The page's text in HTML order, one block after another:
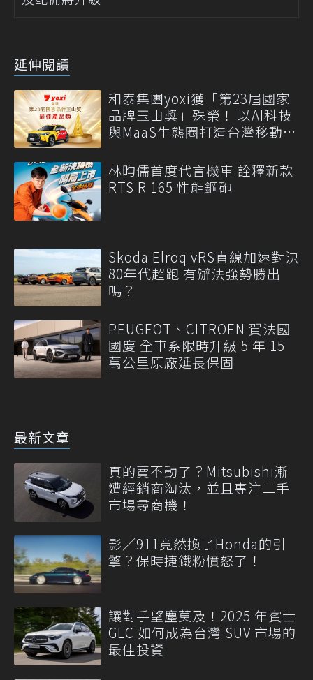
延伸閱讀
和泰集團yoxi獲「第23屆國家
品牌玉山獎」殊榮！ 以AI科技
與MaaS生態圈打造台灣移動新
林昀儒首度代言機車 詮釋新款
RTS R 165 性能鋼砲
Skoda Elroq vRS直線加速對決
80年代超跑 有辦法強勢勝出
嗎？
PEUGEOT、CITROEN 賀法國
國慶 全車系限時升級 5 年 15
萬公里原廠延長保固
最新文章
真的賣不動了？Mitsubishi漸
遭經銷商淘汰，並且專注二手
市場尋商機！
影／911竟然換了Honda的引
擎？保時捷鐵粉憤怒了！
讓對手望塵莫及！2025 年賓士
GLC 如何成為台灣 SUV 市場的
最佳投資